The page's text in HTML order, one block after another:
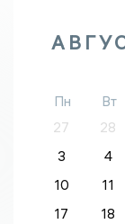
Пн Вт
27
28
3
4
10
11
17
18